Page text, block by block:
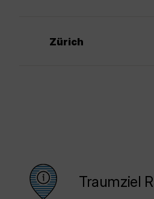
Zürich
Traumziel